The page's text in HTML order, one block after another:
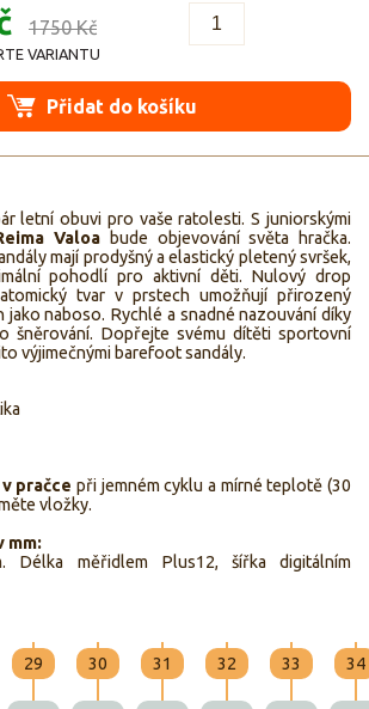
1750 Kč
VARIANTU
Přidat do košíku
letní obuvi pro vaše ratolesti. S juniorskými
Valoa bude objevování světa hračka.
mají prodyšný a elastický pletený svršek,
pohodlí pro aktivní děti. Nulový drop
tvar v prstech umožňují přirozený
jako naboso. Rychlé a snadné nazouvání díky
šněrování. Dopřejte svému dítěti sportovní
výjimečnými barefoot sandály.
pračce při jemném cyklu a mírné teplotě (30
vložky.
mm:
Délka měřidlem Plus12, šířka digitálním
29 30 31 32 33 34